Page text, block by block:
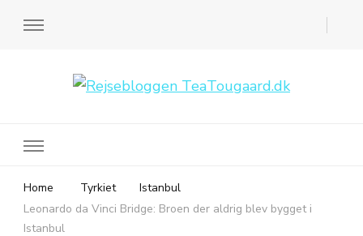
Home Tyrkiet
Istanbul
Leonardo da Vinci Bridge: Broen der aldrig blev bygget i
Istanbul